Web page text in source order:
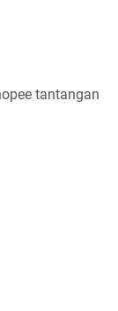
tantangan